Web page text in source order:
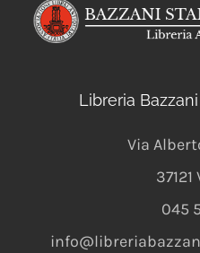
Libreria
Via
37121
045